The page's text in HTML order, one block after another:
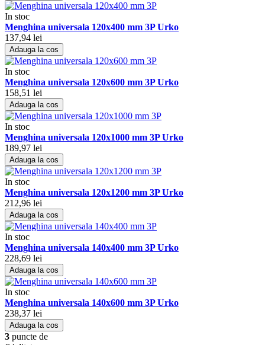
In stoc
Menghina universala 120x400 mm 3P Urko
137,94 lei
Adauga la cos
In stoc
Menghina universala 120x600 mm 3P Urko
158,51 lei
Adauga la cos
In stoc
Menghina universala 120x1000 mm 3P Urko
189,97 lei
Adauga la cos
In stoc
Menghina universala 120x1200 mm 3P Urko
212,96 lei
Adauga la cos
In stoc
Menghina universala 140x400 mm 3P Urko
228,69 lei
Adauga la cos
In stoc
Menghina universala 140x600 mm 3P Urko
238,37 lei
Adauga la cos
3 puncte de